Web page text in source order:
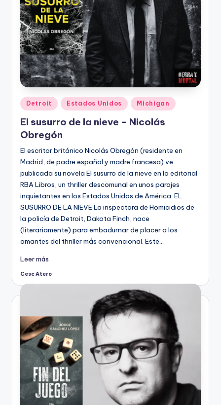
Publicado
en
Detroit Estados Unidos Michigan
El susurro de la nieve – Nicolás
Obregón
El escritor británico Nicolás Obregón (residente en
Madrid, de padre español y madre francesa) ve
publicada su novela El susurro de la nieve en la editorial
RBA Libros, un thriller descomunal en unos parajes
inquietantes en los Estados Unidos de América. EL
SUSURRO DE LA NIEVE La inspectora de Homicidios de
la policía de Detroit, Dakota Finch, nace
(literariamente) para embadurnar de placer a los
amantes del thriller más convencional. Este…
Leer más
Publicado
por
Cesc Atero